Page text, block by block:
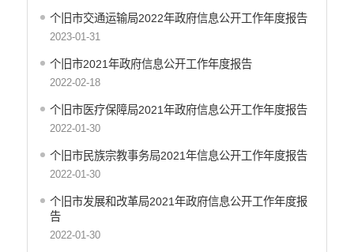
个旧市交通运输局2022年政府信息公开工作年度报告
2023-01-31
个旧市2021年政府信息公开工作年度报告
2022-02-18
个旧市医疗保障局2021年政府信息公开工作年度报告
2022-01-30
个旧市民族宗教事务局2021年信息公开工作年度报告
2022-01-30
个旧市发展和改革局2021年政府信息公开工作年度报
告
2022-01-30